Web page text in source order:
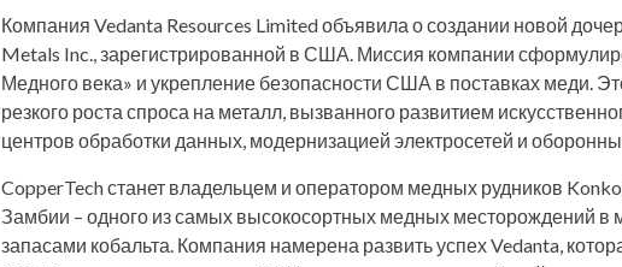
Компания Vedanta Resources Limited объявила о создании новой
Metals Inc., зарегистрированной в США. Миссия компании
Медного века» и укрепление безопасности США в поставках меди.
резкого роста спроса на металл, вызванного развитием
центров обработки данных, модернизацией электросетей и
CopperTech станет владельцем и оператором медных рудников
Замбии – одного из самых высокосортных медных месторождений
запасами кобальта. Компания намерена развить успех Vedanta,